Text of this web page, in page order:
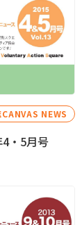
NEWS
4・5月号